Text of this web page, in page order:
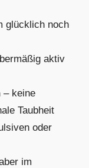
glücklich noch
aktiv
– keine
Taubheit
oder
im